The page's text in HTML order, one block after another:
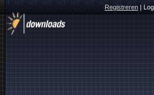
Registreren|